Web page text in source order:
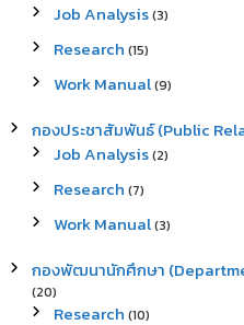
Job Analysis(3)
Research (15)
Work Manual(9)
กองประชาสัมพันธ์ (Public
Job Analysis(2)
Research (7)
Work Manual(3)
กองพัฒนานักศึกษา
(20)
Research (10)